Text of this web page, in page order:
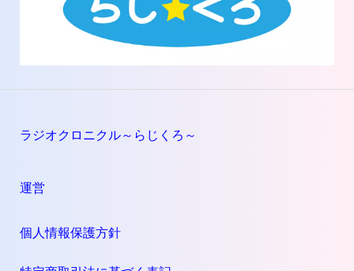
ラジオクロニクル～らじくろ～
運営
個人情報保護方針